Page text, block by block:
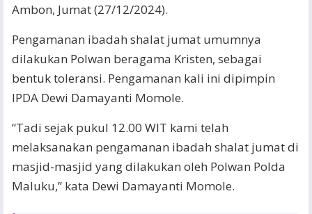
Ambon, Jumat (27/12/2024).
Pengamanan ibadah shalat jumat umumnya
dilakukan Polwan beragama Kristen, sebagai
bentuk toleransi. Pengamanan kali ini dipimpin
IPDA Dewi Damayanti Momole.
“Tadi sejak pukul 12.00 WIT kami telah
melaksanakan pengamanan ibadah shalat jumat di
masjid-masjid yang dilakukan oleh Polwan Polda
Maluku,” kata Dewi Damayanti Momole.